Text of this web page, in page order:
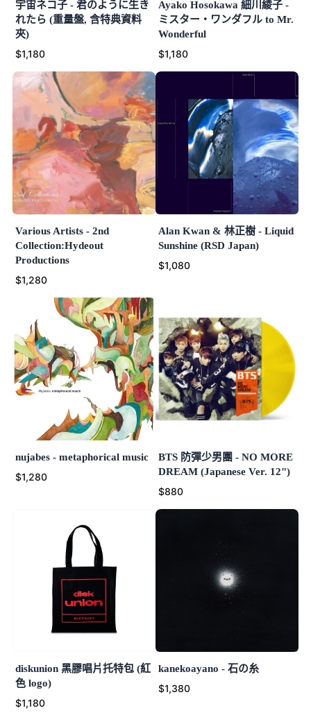
宇宙ネコ子 - 君のように生き
れたら (重量盤, 含特典資料
夾)
$1,180
Ayako Hosokawa 細川綾子 -
ミスター・ワンダフル to Mr.
Wonderful
$1,180
Various Artists - 2nd
Collection:Hydeout
Productions
$1,280
Alan Kwan & 林正樹 - Liquid
Sunshine (RSD Japan)
$1,080
nujabes - metaphorical music
$1,280
BTS 防彈少男團 - NO MORE
DREAM (Japanese Ver. 12")
$880
diskunion 黑膠唱片托特包 (紅
色 logo)
$1,180
kanekoayano - 石の糸
$1,380